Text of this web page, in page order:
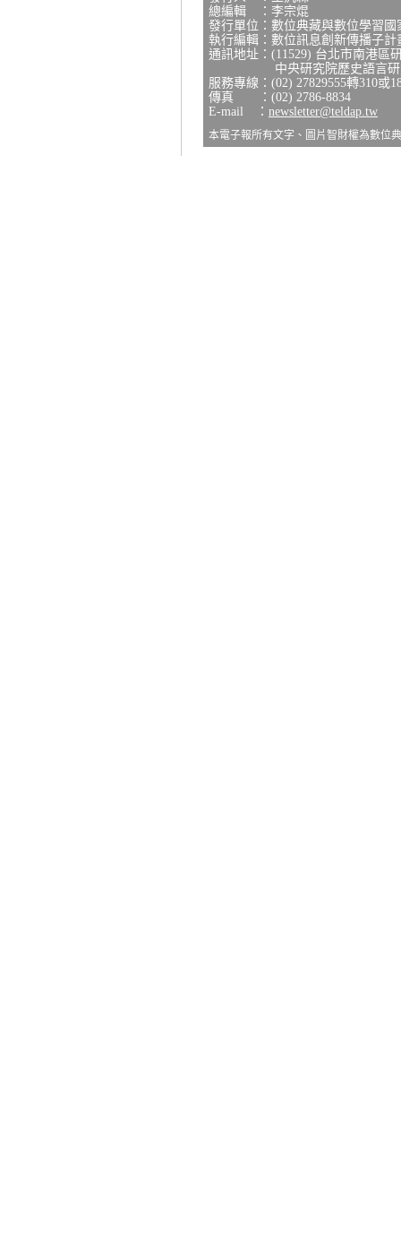
總編輯 ：李宗焜
發行單位：數位典藏與數位學習
執行編輯：數位訊息創新傳播子計
通訊地址：(11529) 台北市南港區
中央研究院歷史語言研究
服務專線：(02) 27829555轉310或
傳真 ：(02) 2786-8834
E-mail ： newsletter@teldap.tw
本電子報所有文字、圖片智財權為數位